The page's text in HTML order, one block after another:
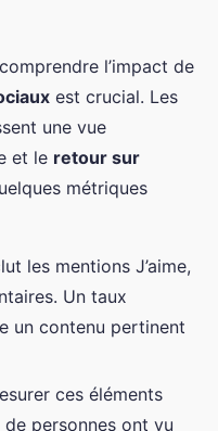
l’impact de
est crucial. Les
une vue
et le retour sur
métriques
les mentions J’aime,
Un taux
un contenu pertinent
ces éléments
personnes ont vu